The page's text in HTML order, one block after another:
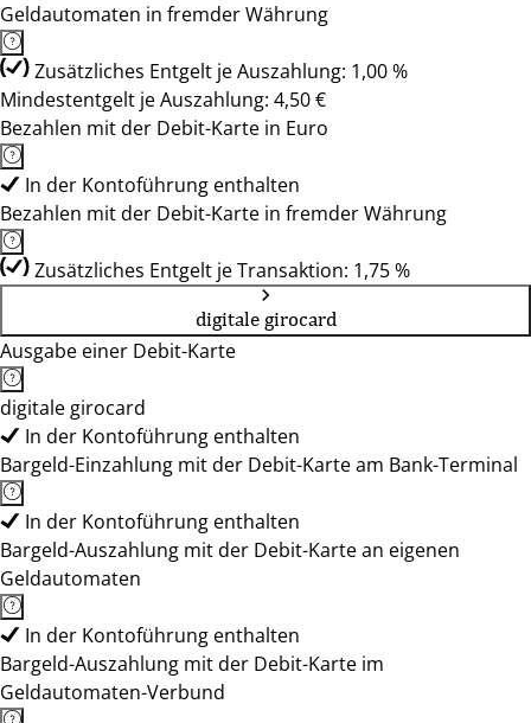
Geldautomaten in fremder Währung
Zusätzliches Entgelt je Auszahlung: 1,00 %
Mindestentgelt je Auszahlung: 4,50 €
Bezahlen mit der Debit-Karte in Euro
In der Kontoführung enthalten
Bezahlen mit der Debit-Karte in fremder Währung
Zusätzliches Entgelt je Transaktion: 1,75 %
digitale girocard
Ausgabe einer Debit-Karte
digitale girocard
In der Kontoführung enthalten
Bargeld-Einzahlung mit der Debit-Karte am Bank-Terminal
In der Kontoführung enthalten
Bargeld-Auszahlung mit der Debit-Karte an eigenen
Geldautomaten
In der Kontoführung enthalten
Bargeld-Auszahlung mit der Debit-Karte im
Geldautomaten-Verbund